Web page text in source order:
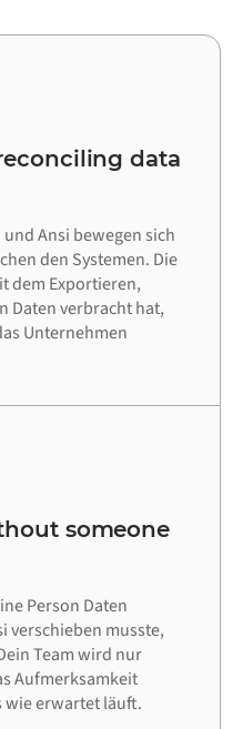
data
Ansi bewegen sich
den Systemen. Die
dem Exportieren,
Daten verbracht hat,
Unternehmen
someone
Person Daten
verschieben musste,
Team wird nur
Aufmerksamkeit
erwartet läuft.